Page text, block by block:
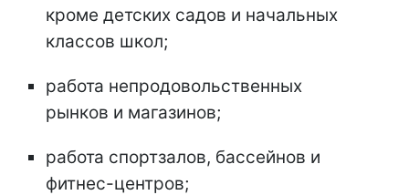
кроме детских садов и начальных
классов школ;
работа непродовольственных
рынков и магазинов;
работа спортзалов, бассейнов и
фитнес-центров;